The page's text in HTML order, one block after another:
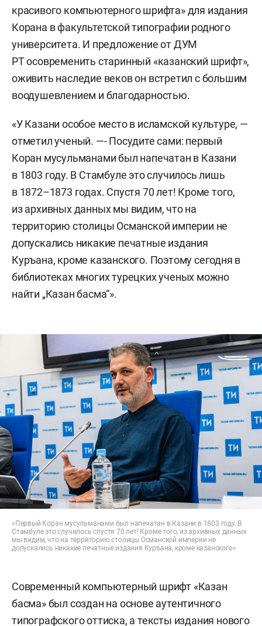
красивого компьютерного шрифта» для издания
Корана в факультетской типографии родного
университета. И предложение от ДУМ
РТ осовременить старинный «казанский шрифт»,
оживить наследие веков он встретил с большим
воодушевлением и благодарностью.
«У Казани особое место в исламской культуре, —
отметил ученый. —- Посудите сами: первый
Коран мусульманами был напечатан в Казани
в 1803 году. В Стамбуле это случилось лишь
в 1872–1873 годах. Спустя 70 лет! Кроме того,
из архивных данных мы видим, что на
территорию столицы Османской империи не
допускались никакие печатные издания
Куръана, кроме казанского. Поэтому сегодня в
библиотеках многих турецких ученых можно
найти „Казан басма“».
«Первый Коран мусульманами был напечатан в Казани в 1803 году. В
Стамбуле это случилось спустя 70 лет! Кроме того, из архивных данных
мы видим, что на территорию столицы Османской империи не
допускались никакие печатные издания Куръана, кроме казанского»
Современный компьютерный шрифт «Казан
басма» был создан на основе аутентичного
типографского оттиска, а тексты издания нового